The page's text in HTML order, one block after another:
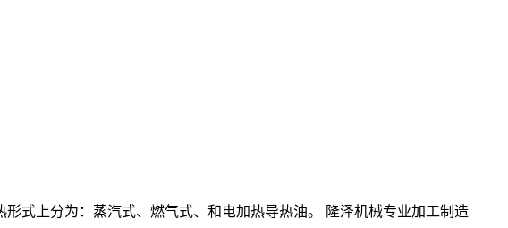
式上分为：蒸汽式、燃气式、和电加热导热油。 隆泽机械专业加工制造